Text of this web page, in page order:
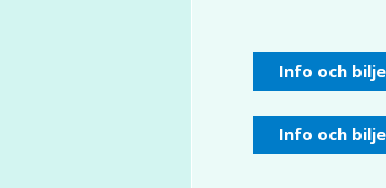
Info och
Info och